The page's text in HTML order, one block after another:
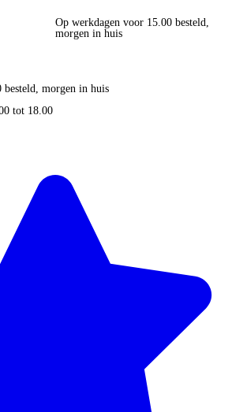
Op werkdagen voor 15.00 besteld,
morgen in huis
morgen in huis
tot 18.00